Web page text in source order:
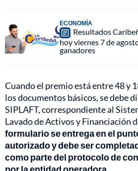
ECONOMÍA
Resultados
hoy viernes 7 de
ganadores
Cuando el premio está entre 48 y
los documentos básicos, se debe
SIPLAFT, correspondiente al
Lavado de Activos y Financiación
formulario se entrega en el
autorizado y debe ser
como parte del protocolo de